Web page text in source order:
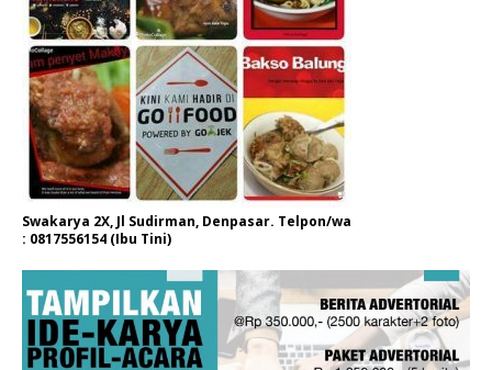
Swakarya 2X, Jl Sudirman, Denpasar. Telpon/wa
: 0817556154 (Ibu Tini)